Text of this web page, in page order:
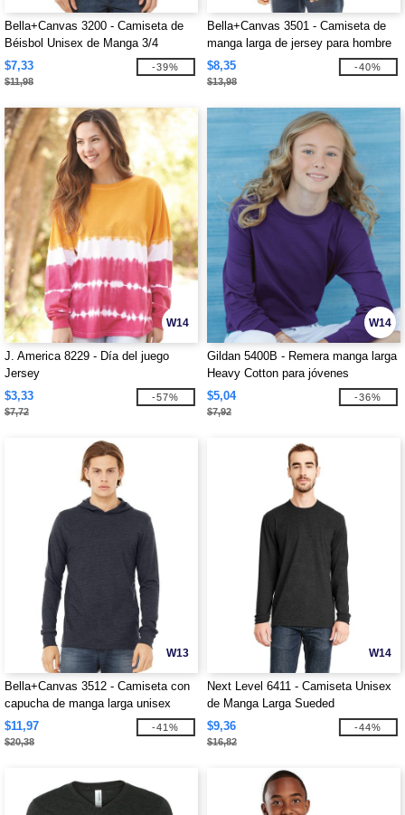
Bella+Canvas 3200 - Camiseta de
Béisbol Unisex de Manga 3/4
$7,33
$11,98
-39%
Bella+Canvas 3501 - Camiseta de
manga larga de jersey para hombre
$8,35
$13,98
-40%
W14
J. America 8229 - Día del juego
Jersey
$3,33
$7,72
-57%
W14
Gildan 5400B - Remera manga larga
Heavy Cotton para jóvenes
$5,04
$7,92
-36%
W13
Bella+Canvas 3512 - Camiseta con
capucha de manga larga unisex
$11,97
$20,38
-41%
W14
Next Level 6411 - Camiseta Unisex
de Manga Larga Sueded
$9,36
$16,82
-44%